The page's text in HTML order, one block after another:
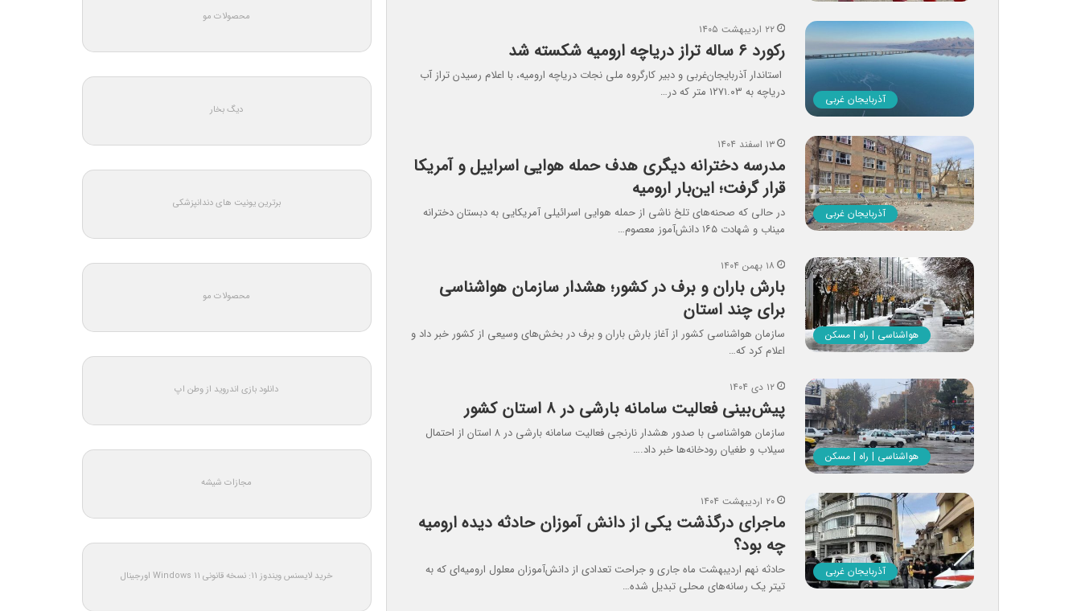
آذربایجان غربی
۲۲ اردیبهشت ۱۴۰۵
رکورد ۶ ساله تراز دریاچه ارومیه شکسته شد
استاندار آذربایجان‌غربی و دبیر کارگروه ملی نجات دریاچه ارومیه، با اعلام رسیدن تراز آب
دریاچه به ۱۲۷۱.۰۳ متر که در…
آذربایجان غربی
۱۳ اسفند ۱۴۰۴
مدرسه دخترانه دیگری هدف حمله هوایی اسراییل و آمریکا
قرار گرفت؛ این‌بار ارومیه
در حالی که صحنه‌های تلخ ناشی از حمله هوایی اسرائیلی آمریکایی به دبستان دخترانه
میناب و شهادت ۱۶۵ دانش‌آموز معصوم…
هواشناسی | راه | مسکن
۱۸ بهمن ۱۴۰۴
بارش باران و برف در کشور؛ هشدار سازمان هواشناسی
برای چند استان
سازمان هواشناسی کشور از آغاز بارش باران و برف در بخش‌های وسیعی از کشور خبر داد و
اعلام کرد که…
هواشناسی | راه | مسکن
۱۲ دی ۱۴۰۴
پیش‌بینی فعالیت سامانه بارشی در ۸ استان کشور
سازمان هواشناسی با صدور هشدار نارنجی فعالیت سامانه بارشی در ۸ استان از احتمال
سیلاب و طغیان رودخانه‌ها خبر داد.…
آذربایجان غربی
۲۰ اردیبهشت ۱۴۰۴
ماجرای درگذشت یکی‌ از دانش آموزان حادثه دیده ارومیه
چه بود؟
حادثه نهم اردیبهشت ماه جاری و جراحت تعدادی از دانش‌آموزان معلول ارومیه‌ای که به
تیتر یک رسانه‌های محلی تبدیل شده…
محصولات مو
دیگ بخار
برترین یونیت های دندانپزشکی
محصولات مو
دانلود بازی اندروید از وطن اپ
مجازات شیشه
خرید لایسنس ویندوز 11: نسخه قانونی Windows 11 اورجینال